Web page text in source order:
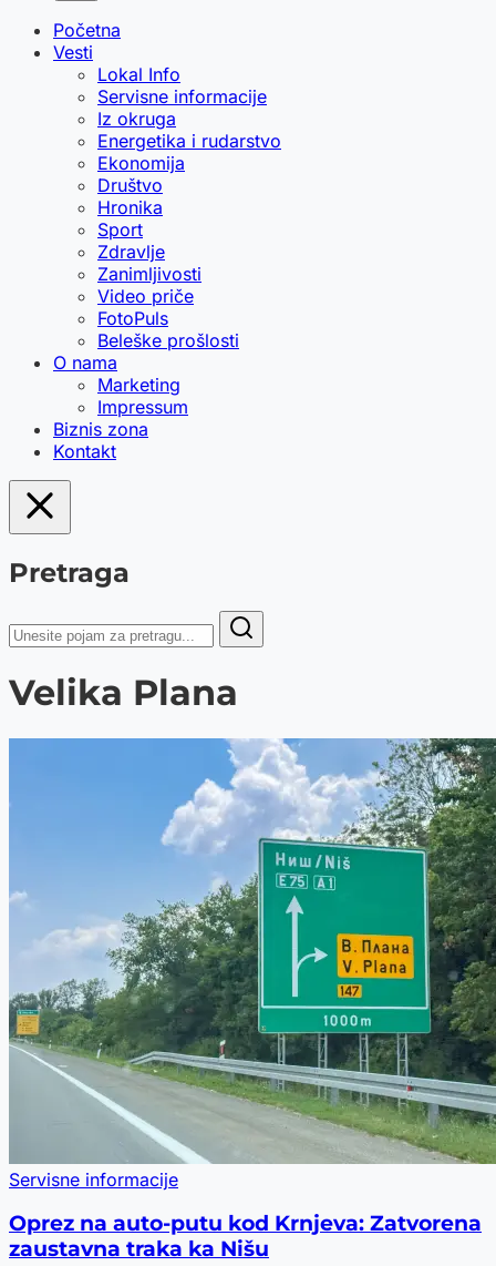
Početna
Vesti
Lokal Info
Servisne informacije
Iz okruga
Energetika i rudarstvo
Ekonomija
Društvo
Hronika
Sport
Zdravlje
Zanimljivosti
Video priče
FotoPuls
Beleške prošlosti
O nama
Marketing
Impressum
Biznis zona
Kontakt
Pretraga
Velika Plana
Servisne informacije
Oprez na auto-putu kod Krnjeva: Zatvorena
zaustavna traka ka Nišu